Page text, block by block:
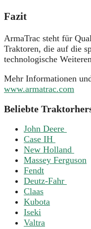
Fazit
ArmaTrac steht für
Traktoren, die auf die
technologische
Mehr Informationen
www.armatrac.com
Beliebte
John Deere
Case IH
New Holland
Massey Ferguson
Fendt
Deutz-Fahr
Claas
Kubota
Iseki
Valtra